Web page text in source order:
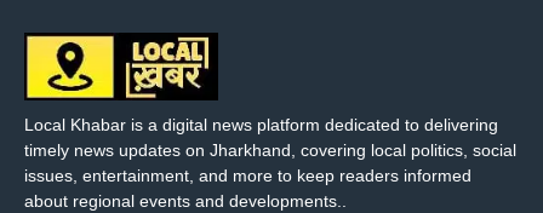
Local Khabar is a digital news platform dedicated to delivering
timely news updates on Jharkhand, covering local politics, social
issues, entertainment, and more to keep readers informed
about regional events and developments..